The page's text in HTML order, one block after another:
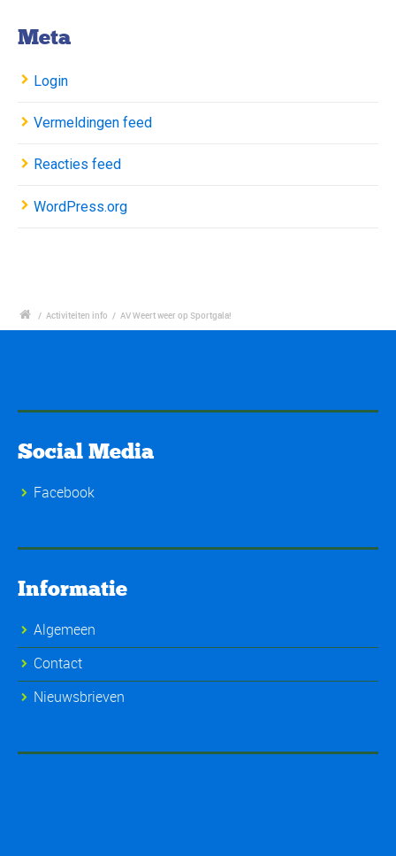
Meta
Login
Vermeldingen feed
Reacties feed
WordPress.org
/ Activiteiten info / AV Weert weer op Sportgala!
Social Media
Facebook
Informatie
Algemeen
Contact
Nieuwsbrieven